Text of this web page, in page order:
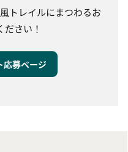
トレイルにまつわるお
さい！
応募ページ